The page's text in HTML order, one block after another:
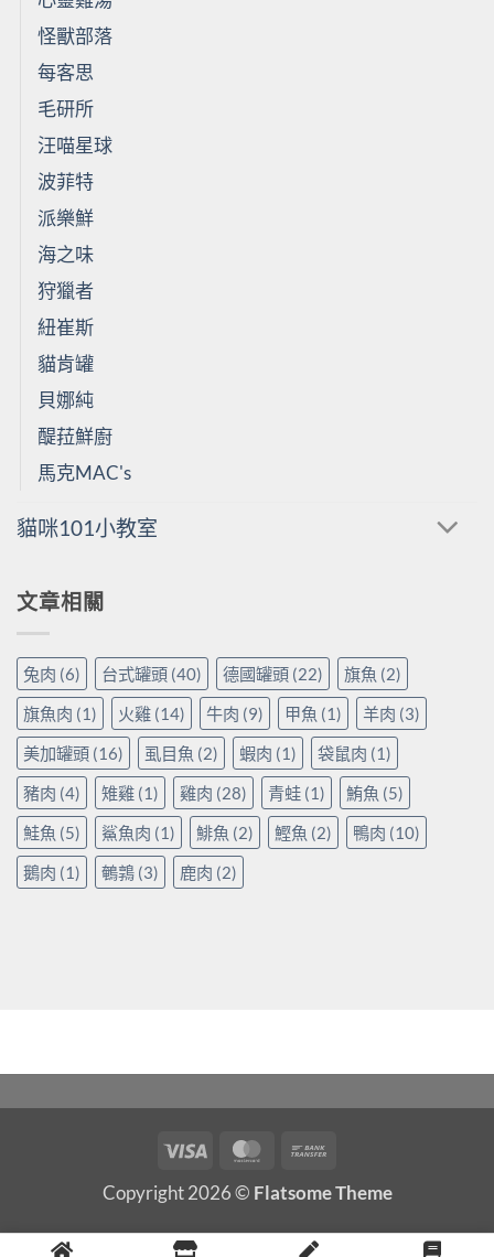
怪獸部落
每客思
毛研所
汪喵星球
波菲特
派樂鮮
海之味
狩獵者
紐崔斯
貓肯罐
貝娜純
醍菈鮮廚
馬克MAC's
貓咪101小教室
文章相關
兔肉 (6) 台式罐頭 (40) 德國罐頭 (22) 旗魚 (2)
旗魚肉 (1) 火雞 (14) 牛肉 (9) 甲魚 (1) 羊肉 (3)
美加罐頭 (16) 虱目魚 (2) 蝦肉 (1) 袋鼠肉 (1)
豬肉 (4) 雉雞 (1) 雞肉 (28) 青蛙 (1) 鮪魚 (5)
鮭魚 (5) 鯊魚肉 (1) 鯡魚 (2) 鰹魚 (2) 鴨肉 (10)
鵝肉 (1) 鵪鶉 (3) 鹿肉 (2)
Visa MasterCard
Copyright 2026 © Flatsome Theme